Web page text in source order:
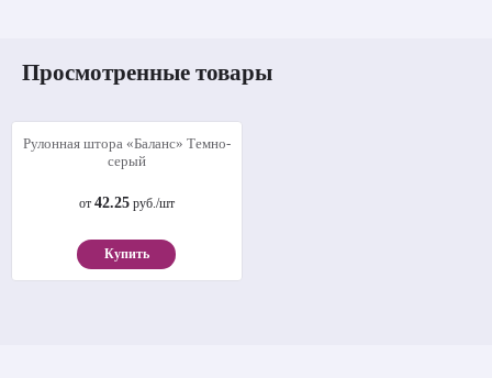
Просмотренные товары
Рулонная штора «Баланс» Темно-
серый
от 42.25руб./шт
Купить